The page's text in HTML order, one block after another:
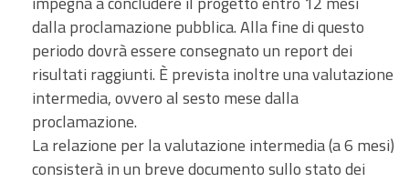
dalla proclamazione pubblica. Alla fine di questo
periodo dovrà essere consegnato un report dei
risultati raggiunti. È prevista inoltre una valutazione
intermedia, ovvero al sesto mese dalla
proclamazione.
La relazione per la valutazione intermedia (a 6 mesi)
consisterà in un breve documento sullo stato dei